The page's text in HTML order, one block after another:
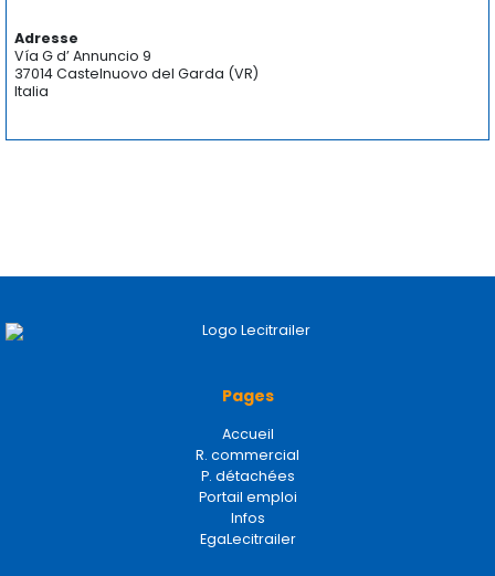
Adresse
Vía G d’ Annuncio 9
37014 Castelnuovo del Garda (VR)
Italia
Pages
Accueil
R. commercial
P. détachées
Portail emploi
Infos
EgaLecitrailer